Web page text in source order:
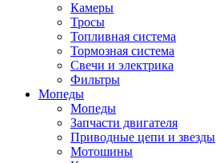
Камеры
Тросы
Топливная система
Тормозная система
Свечи и электрика
Фильтры
Мопеды
Мопеды
Запчасти двигателя
Приводные цепи и звезды
Мотошины